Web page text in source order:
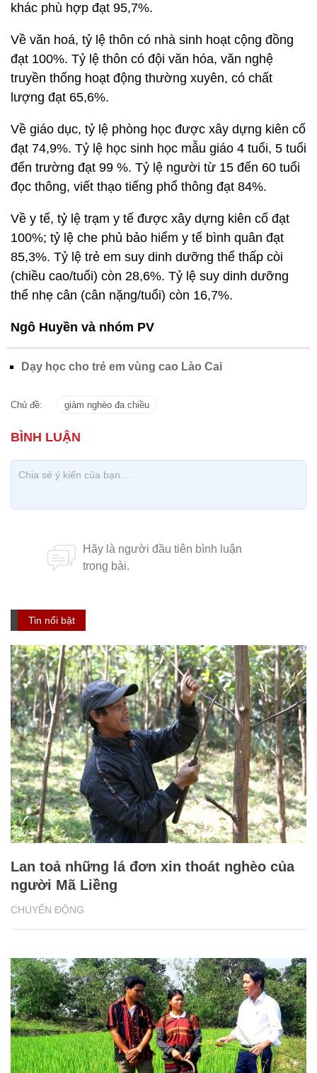
khác phù hợp đạt 95,7%.
Về văn hoá, tỷ lệ thôn có nhà sinh hoạt cộng đồng
đạt 100%. Tỷ lệ thôn có đội văn hóa, văn nghệ
truyền thống hoạt động thường xuyên, có chất
lượng đạt 65,6%.
Về giáo dục, tỷ lệ phòng học được xây dựng kiên cố
đạt 74,9%. Tỷ lệ học sinh học mẫu giáo 4 tuổi, 5 tuổi
đến trường đạt 99 %. Tỷ lệ người từ 15 đến 60 tuổi
đọc thông, viết thạo tiếng phổ thông đạt 84%.
Về y tế, tỷ lệ trạm y tế được xây dựng kiên cố đạt
100%; tỷ lệ che phủ bảo hiểm y tế bình quân đạt
85,3%. Tỷ lệ trẻ em suy dinh dưỡng thể thấp còi
(chiều cao/tuổi) còn 28,6%. Tỷ lệ suy dinh dưỡng
thể nhẹ cân (cân nặng/tuổi) còn 16,7%.
Ngô Huyền và nhóm PV
Dạy học cho trẻ em vùng cao Lào Cai
Chủ đề: giảm nghèo đa chiều
Tin nổi bật
CHUYỂN ĐỘNG
Lan toả những lá đơn xin thoát nghèo của
người Mã Liềng